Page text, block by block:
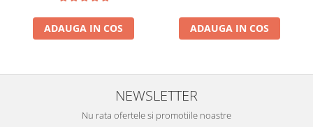
ADAUGA IN COS ADAUGA IN COS
NEWSLETTER
Nu rata ofertele si promotiile noastre